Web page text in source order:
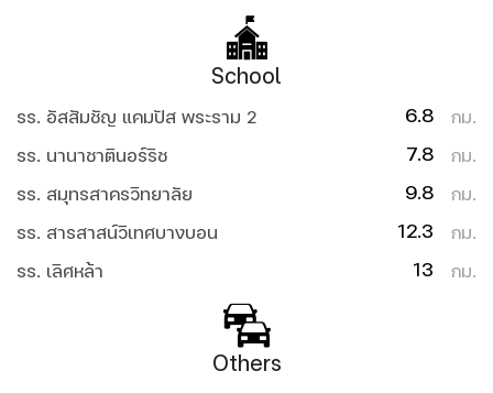
School
รร. อัสสัมชัญ แคมปัส พระราม 2 6.8 กม.
รร. นานาชาตินอร์ริช 7.8 กม.
รร. สมุทรสาครวิทยาลัย 9.8 กม.
รร. สารสาสน์วิเทศบางบอน 12.3 กม.
รร. เลิศหล้า 13 กม.
Others